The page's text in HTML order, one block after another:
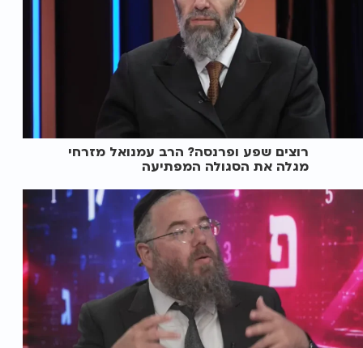
רוצים שפע ופרנסה? הרב עמנואל מזרחי
מגלה את הסגולה המפתיעה